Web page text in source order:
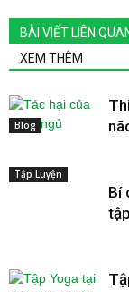
BÀI VIẾT LIÊN
XEM THÊM
Blog
Tập Luyện
Bí